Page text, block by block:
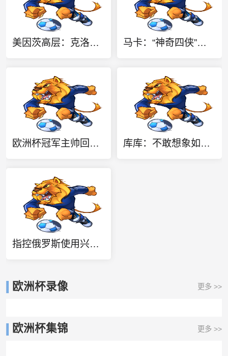
美因茨高层：克洛普和图赫尔都出自这里，希望他们会师欧洲杯决赛 马卡：“神奇四侠”出山！四大名帅联手围剿西班牙队
欧洲杯冠军主帅回归！都体：曼奇尼与意足协签约4年，年薪250万欧 库库：不敢想象如果输掉欧洲杯决赛 回英超有多惨，宁愿输半决赛
指控俄罗斯使用兴奋剂！范德法特&斯内德：08年欧洲杯他们不正常
欧洲杯录像 更多 >>
欧洲杯集锦 更多 >>